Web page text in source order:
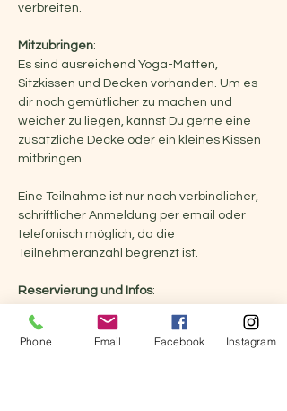
verbreiten.
Mitzubringen:
Es sind ausreichend Yoga-Matten,
Sitzkissen und Decken vorhanden. Um es
dir noch gemütlicher zu machen und
weicher zu liegen, kannst Du gerne eine
zusätzliche Decke oder ein kleines Kissen
mitbringen.
Eine Teilnahme ist nur nach verbindlicher,
schriftlicher Anmeldung per email oder
telefonisch möglich, da die
Teilnehmeranzahl begrenzt ist.
Reservierung und Infos:
+43 680 328 5607
marion@soulsoundjourney.com
Phone Email Facebook Instagram